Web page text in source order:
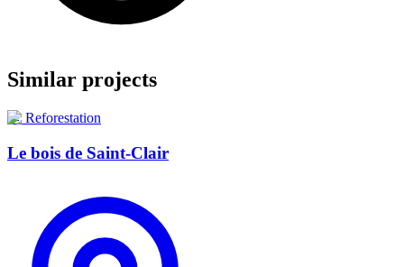
Similar projects
🌲 Reforestation
Le bois de Saint-Clair